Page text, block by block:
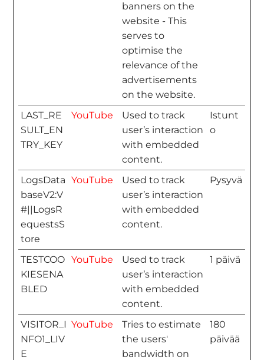
banners on the
website - This
serves to
optimise the
relevance of the
advertisements
on the website.
LAST_RE
SULT_EN
TRY_KEY
YouTube
Used to track
user’s interaction
with embedded
content.
Istunt
o
LogsData
baseV2:V
#||LogsR
equestsS
tore
YouTube
Used to track
user’s interaction
with embedded
content.
Pysyvä
TESTCOO
KIESENA
BLED
YouTube
Used to track
user’s interaction
with embedded
content.
1 päivä
VISITOR_I
NFO1_LIV
E
YouTube
Tries to estimate
the users'
bandwidth on
180
päivää